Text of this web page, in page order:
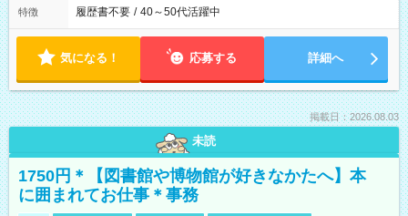
特徴 履歴書不要 / 40～50代活躍中
気になる！ 応募する 詳細へ
掲載日：2026.08.03
未読
1750円＊【図書館や博物館が好きなかたへ】本
に囲まれてお仕事＊事務